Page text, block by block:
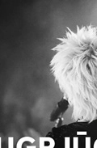
